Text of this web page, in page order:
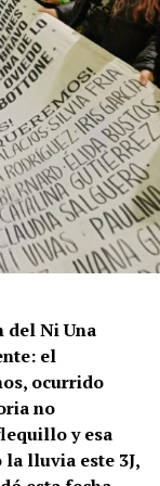
del Ni Una
el
ocurrido
no
y esa
lluvia este 3J,